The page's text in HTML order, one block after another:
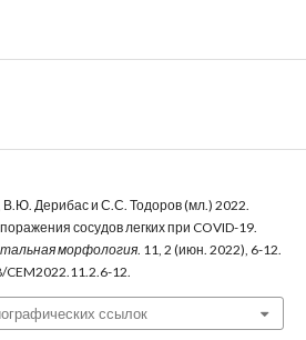
Дерибас и С.С. Тодоров (мл.) 2022.
сосудов легких при COVID-19.
морфология . 11, 2 (июн. 2022), 6-12.
12.
ссылок